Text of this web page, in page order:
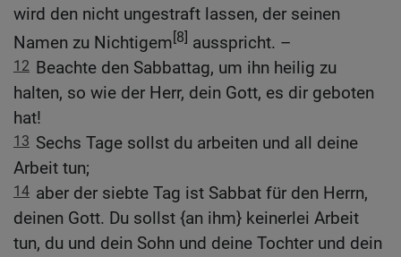
wird den nicht ungestraft lassen, der seinen
Namen zu Nichtigem[8] ausspricht. –
12 Beachte den Sabbattag, um ihn heilig zu
halten, so wie der Herr, dein Gott, es dir geboten
hat!
13 Sechs Tage sollst du arbeiten und all deine
Arbeit tun;
14 aber der siebte Tag ist Sabbat für den Herrn,
deinen Gott. Du sollst {an ihm} keinerlei Arbeit
tun, du und dein Sohn und deine Tochter und dein